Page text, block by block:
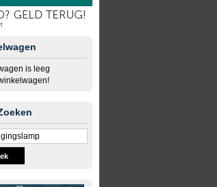
is leeg